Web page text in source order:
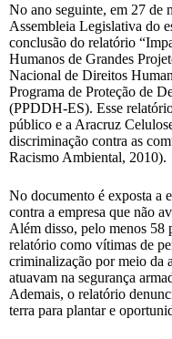
No ano seguinte, em 27 de
Assembleia Legislativa do
conclusão do relatório
Humanos de Grandes
Nacional de Direitos
Programa de Proteção de
(PPDDH-ES). Esse
público e a Aracruz
discriminação contra as
Racismo Ambiental, 2010).
No documento é exposta a
contra a empresa que não
Além disso, pelo menos 58
relatório como vítimas de
criminalização por meio da
atuavam na segurança
Ademais, o relatório
terra para plantar e